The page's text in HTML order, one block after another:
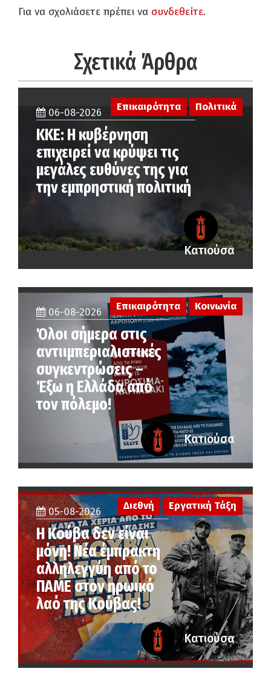
Για να σχολιάσετε πρέπει να συνδεθείτε.
Σχετικά Άρθρα
Επικαιρότητα Πολιτικά
06-08-2026
ΚΚΕ: Η κυβέρνηση
επιχειρεί να κρύψει τις
μεγάλες ευθύνες της για
την εμπρηστική πολιτική
Κατιούσα
06-08-2026
Όλοι σήμερα στις
αντιιμπεριαλιστικές
συγκεντρώσεις –
Έξω η Ελλάδα από
τον πόλεμο!
Επικαιρότητα Κοινωνία
Κατιούσα
05-08-2026
Η Κούβα δεν είναι
μόνη! Νέα έμπρακτη
αλληλεγγύη από το
ΠΑΜΕ στον ηρωικό
λαό της Κούβας!
Διεθνή Εργατική Τάξη
Κατιούσα